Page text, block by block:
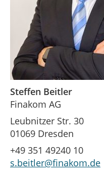
Steffen Beitler
Finakom AG
Leubnitzer Str. 30
01069 Dresden
+49 351 49240 10
s.beitler@finakom.de